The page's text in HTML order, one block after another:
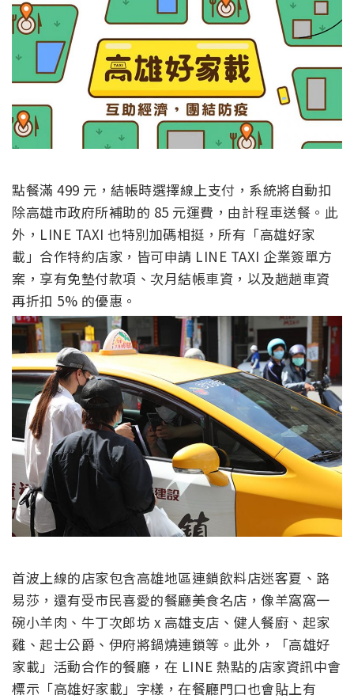
點餐滿 499 元，結帳時選擇線上支付，系統將自動扣
除高雄市政府所補助的 85 元運費，由計程車送餐。此
外，LINE TAXI 也特別加碼相挺，所有「高雄好家
載」合作特約店家，皆可申請 LINE TAXI 企業簽單方
案，享有免墊付款項、次月結帳車資，以及趟趟車資
再折扣 5% 的優惠。
首波上線的店家包含高雄地區連鎖飲料店迷客夏、路
易莎，還有受市民喜愛的餐廳美食名店，像羊窩窩一
碗小羊肉、牛丁次郎坊 x 高雄支店、健人餐廚、起家
雞、起士公爵、伊府將鍋燒連鎖等。此外，「高雄好
家載」活動合作的餐廳，在 LINE 熱點的店家資訊中會
標示「高雄好家載」字樣，在餐廳門口也會貼上有